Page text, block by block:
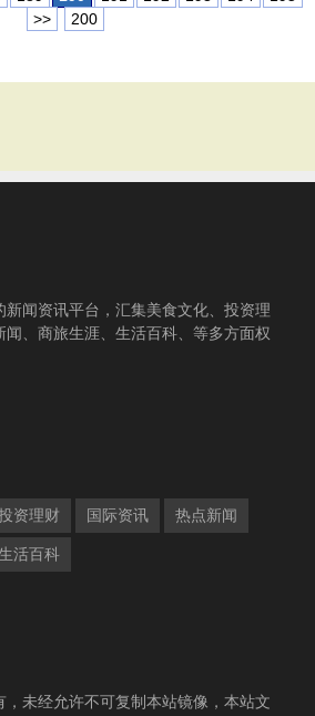
>>
200
闻资讯平台，汇集美食文化、投资理
闻、商旅生涯、生活百科、等多方面权
资理财 国际资讯 热点新闻
活百科
未经允许不可复制本站镜像，本站文